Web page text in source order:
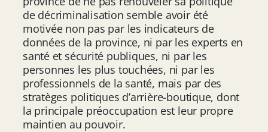
de décriminalisation semble avoir été
motivée non pas par les indicateurs de
données de la province, ni par les experts en
santé et sécurité publiques, ni par les
personnes les plus touchées, ni par les
professionnels de la santé, mais par des
stratèges politiques d’arrière-boutique, dont
la principale préoccupation est leur propre
maintien au pouvoir.